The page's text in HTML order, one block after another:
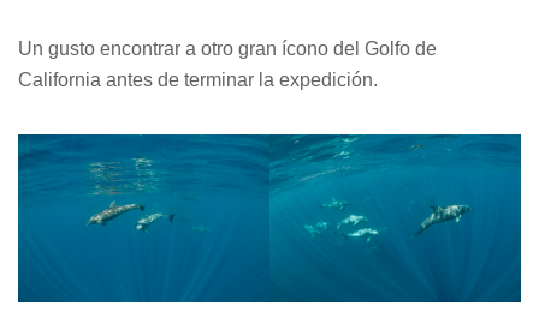
Un gusto encontrar a otro gran ícono del Golfo de
California antes de terminar la expedición.